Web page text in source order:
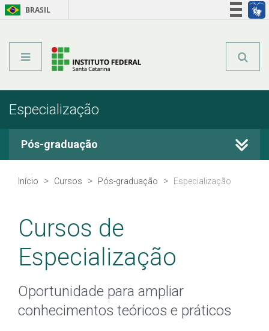
BRASIL
Especialização
Pós-graduação
Cursos Técnicos
Qualificação Profissional
Pós-graduação
Educação a Distância
Início Cursos Pós-graduação Especialização
Cursos de
Especialização
Oportunidade para ampliar
conhecimentos teóricos e práticos